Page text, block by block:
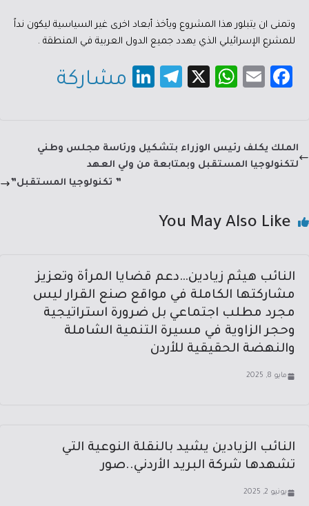
وتمنى ان يتبلور هذا المشروع ويأخذ أبعاد اخرى غير السياسية ليكون نداً
للمشرع الإسرائيلي الذي يهدد جميع الدول العربية في المنطقة .
Fa
b
o
E
W
sA
p
X
Te
a
m
Li
dI
n
مشاركة
الملك يكلف رئيس الوزراء بتشكيل ورئاسة مجلس وطني
لتكنولوجيا المستقبل وبمتابعة من ولي العهد
” تكنولوجيا المستقبل”
You May Also Like
النائب هيثم زيادين…دعم قضايا المرأة وتعزيز
مشاركتها الكاملة في مواقع صنع القرار ليس
مجرد مطلب اجتماعي بل ضرورة استراتيجية
وحجر الزاوية في مسيرة التنمية الشاملة
والنهضة الحقيقية للأردن
مايو 8, 2025
النائب الزيادين يشيد بالنقلة النوعية التي
تشهدها شركة البريد الأردني..صور
يونيو 2, 2025